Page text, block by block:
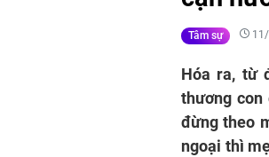
Tâm sự
Hóa ra, từ
thương
đừng theo
ngoại thì